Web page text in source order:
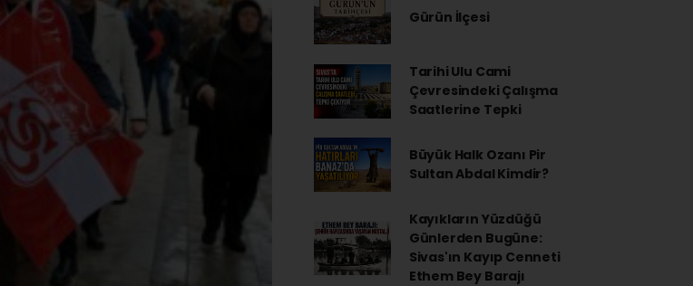
Gürün İlçesi
Tarihi Ulu Cami
Çevresindeki Çalışma
Saatlerine Tepki
Büyük Halk Ozanı Pir
Sultan Abdal Kimdir?
Kayıkların Yüzdüğü
Günlerden Bugüne:
Sivas'ın Kayıp Cenneti
Ethem Bey Barajı